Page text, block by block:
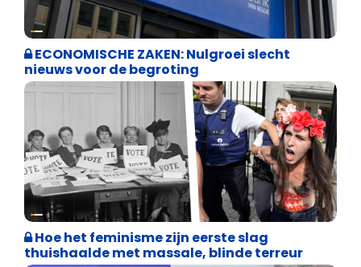
Binnenland politiek
ECONOMISCHE ZAKEN: Nulgroei slecht
nieuws voor de begroting
Cultuuroorlog
Hoe het feminisme zijn eerste slag
thuishaalde met massale, blinde terreur